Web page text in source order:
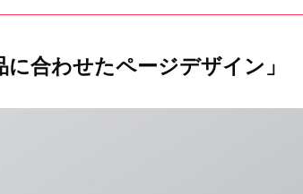
合わせたページデザイン」